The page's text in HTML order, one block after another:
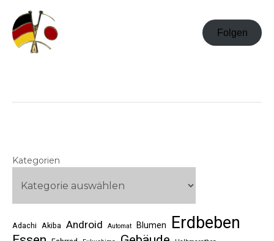
Folgen
Kategorien
Adachi Akiba Android Automat Blumen Erdbeben